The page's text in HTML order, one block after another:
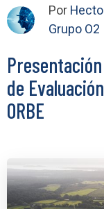
Por
Grupo O2
de
ORBE